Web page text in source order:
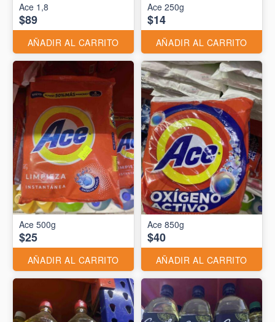
Ace 1,8
$89
AÑADIR AL CARRITO
Ace 250g
$14
AÑADIR AL CARRITO
Ace 500g
$25
AÑADIR AL CARRITO
Ace 850g
$40
AÑADIR AL CARRITO